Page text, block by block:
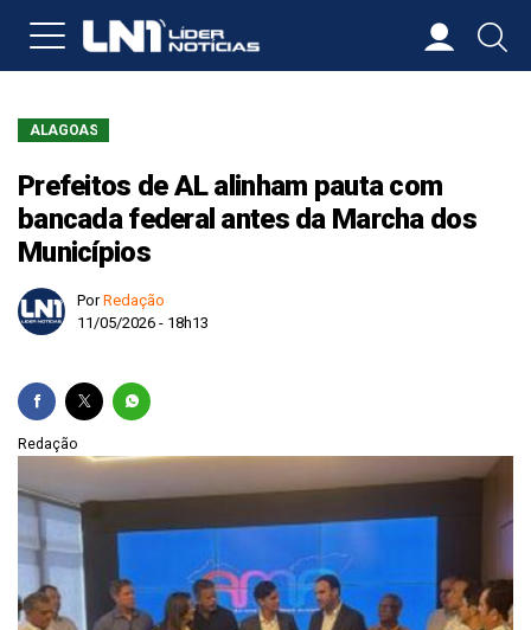
ALAGOAS
Prefeitos de AL alinham pauta com
bancada federal antes da Marcha dos
Municípios
PorRedação
11/05/2026 - 18h13
Redação